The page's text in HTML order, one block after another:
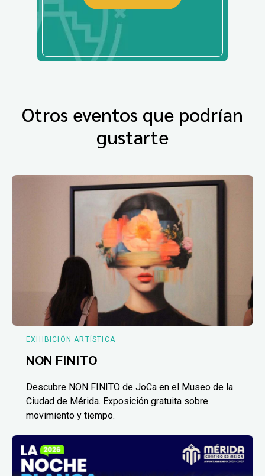
Otros eventos que podrían
gustarte
EXHIBICIÓN ARTÍSTICA
NON FINITO
Descubre NON FINITO de JoCa en el Museo de la
Ciudad de Mérida. Exposición gratuita sobre
movimiento y tiempo.